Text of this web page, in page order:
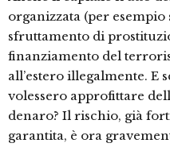
organizzata (per esempio
sfruttamento di
finanziamento del
all’estero illegalmente.
volessero approfittare
denaro? Il rischio, già
garantita, è ora